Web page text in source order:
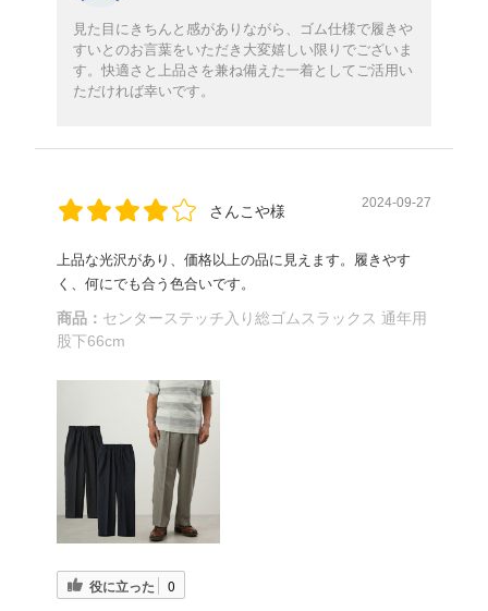
見た目にきちんと感がありながら、ゴム仕様で履きや
すいとのお言葉をいただき大変嬉しい限りでございま
す。快適さと上品さを兼ね備えた一着としてご活用い
ただければ幸いです。
さんこや様 2024-09-27
上品な光沢があり、価格以上の品に見えます。履きやす
く、何にでも合う色合いです。
商品： センターステッチ入り総ゴムスラックス 通年用
股下66cm
役に立った 0